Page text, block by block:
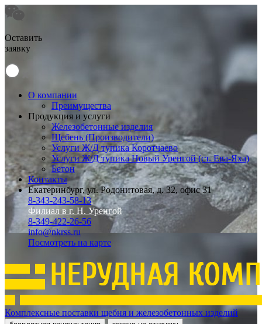
Оставить
заявку
О компании
Преимущества
Продукция и услуги
Железобетонные изделия
Щебень (Производители)
Услуги Ж/Д тупика Коротчаево
Услуги Ж/Д тупика Новый Уренгой (ст. Ева-Яха)
Бетон
Контакты
Екатеринбург, ул. Родонитовая, д. 32, офис 31
8-343-243-58-13
Филиал в г. Н. Уренгой
8-349-422-26-56
info@nkrss.ru
Посмотреть на карте
Комплексные поставки щебня и железобетонных изделий